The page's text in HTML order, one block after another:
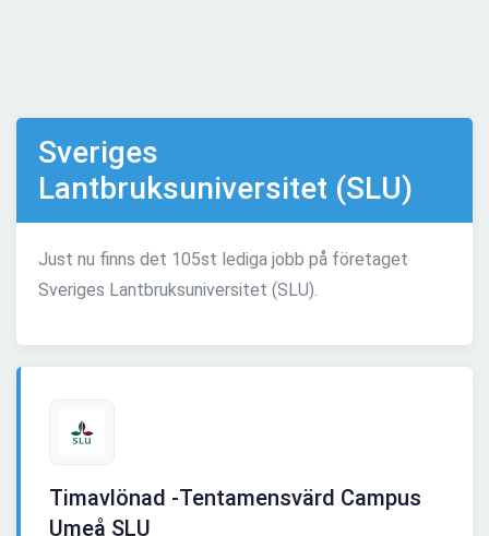
Sveriges
Lantbruksuniversitet (SLU)
Just nu finns det 105st lediga jobb på företaget
Sveriges Lantbruksuniversitet (SLU).
Timavlönad -Tentamensvärd Campus
Umeå SLU